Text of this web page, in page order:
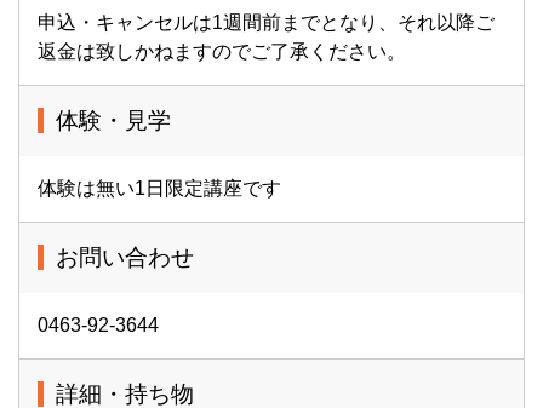
申込・キャンセルは1週間前までとなり、それ以降ご
返金は致しかねますのでご了承ください。
体験・見学
体験は無い1日限定講座です
お問い合わせ
0463-92-3644
詳細・持ち物